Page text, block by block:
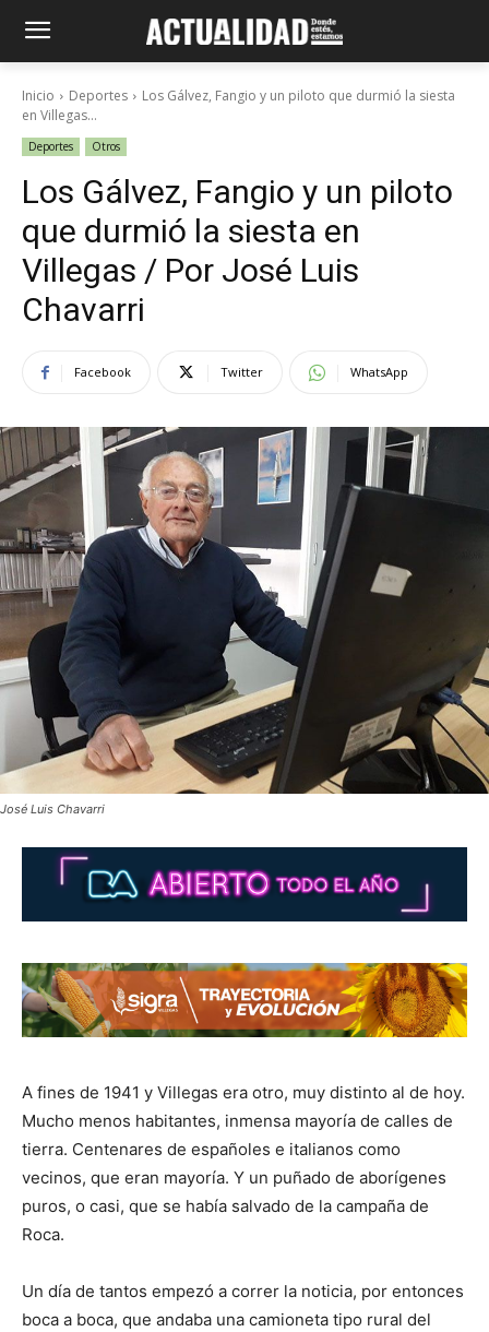
Inicio Deportes
Los Gálvez, Fangio y un piloto que durmió la siesta
en Villegas...
Deportes Otros
Los Gálvez, Fangio y un piloto
que durmió la siesta en
Villegas / Por José Luis
Chavarri
Facebook Twitter WhatsApp
José Luis Chavarri
A fines de 1941 y Villegas era otro, muy distinto al de hoy.
Mucho menos habitantes, inmensa mayoría de calles de
tierra. Centenares de españoles e italianos como
vecinos, que eran mayoría. Y un puñado de aborígenes
puros, o casi, que se había salvado de la campaña de
Roca.
Un día de tantos empezó a correr la noticia, por entonces
boca a boca, que andaba una camioneta tipo rural del